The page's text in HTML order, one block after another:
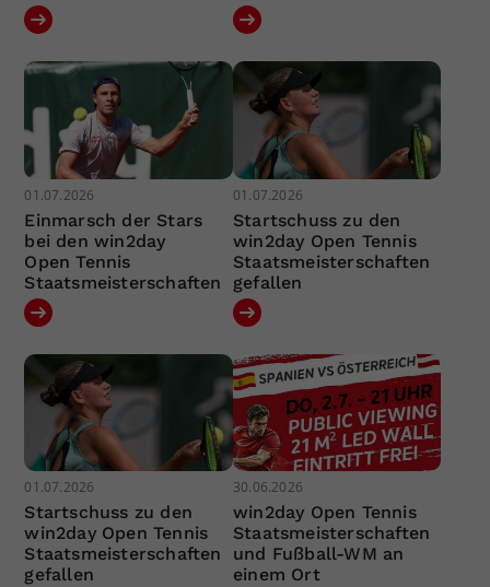
01.07.2026
Einmarsch der Stars
bei den win2day
Open Tennis
Staatsmeisterschaften
01.07.2026
Startschuss zu den
win2day Open Tennis
Staatsmeisterschaften
gefallen
01.07.2026
Startschuss zu den
win2day Open Tennis
Staatsmeisterschaften
gefallen
30.06.2026
win2day Open Tennis
Staatsmeisterschaften
und Fußball-WM an
einem Ort